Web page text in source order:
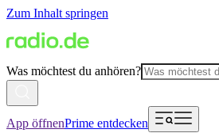
Zum Inhalt springen
Was möchtest du anhören?
App öffnenPrime entdecken